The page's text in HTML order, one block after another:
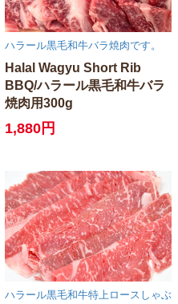
ハラール黒毛和牛バラ焼肉です。
Halal Wagyu Short Rib
BBQ/ハラール黒毛和牛バラ
焼肉用300g
1,880円
ハラール黒毛和牛特上ロースしゃぶ